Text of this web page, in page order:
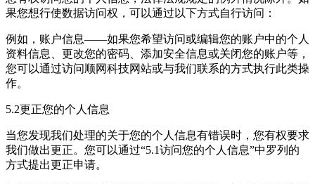
果您想行使数据访问权，可以通过以下方式自行访问：
例如，账户信息——如果您希望访问或编辑您的账户中的个人
资料信息、更改您的密码、添加安全信息或关闭您的账户等，
您可以通过访问顺网科技网站或与我们联系的方式执行此类操
作。
5.2更正您的个人信息
当您发现我们处理的关于您的个人信息有错误时，您有权要求
我们做出更正。您可以通过“5.1访问您的个人信息”中罗列的
方式提出更正申请。